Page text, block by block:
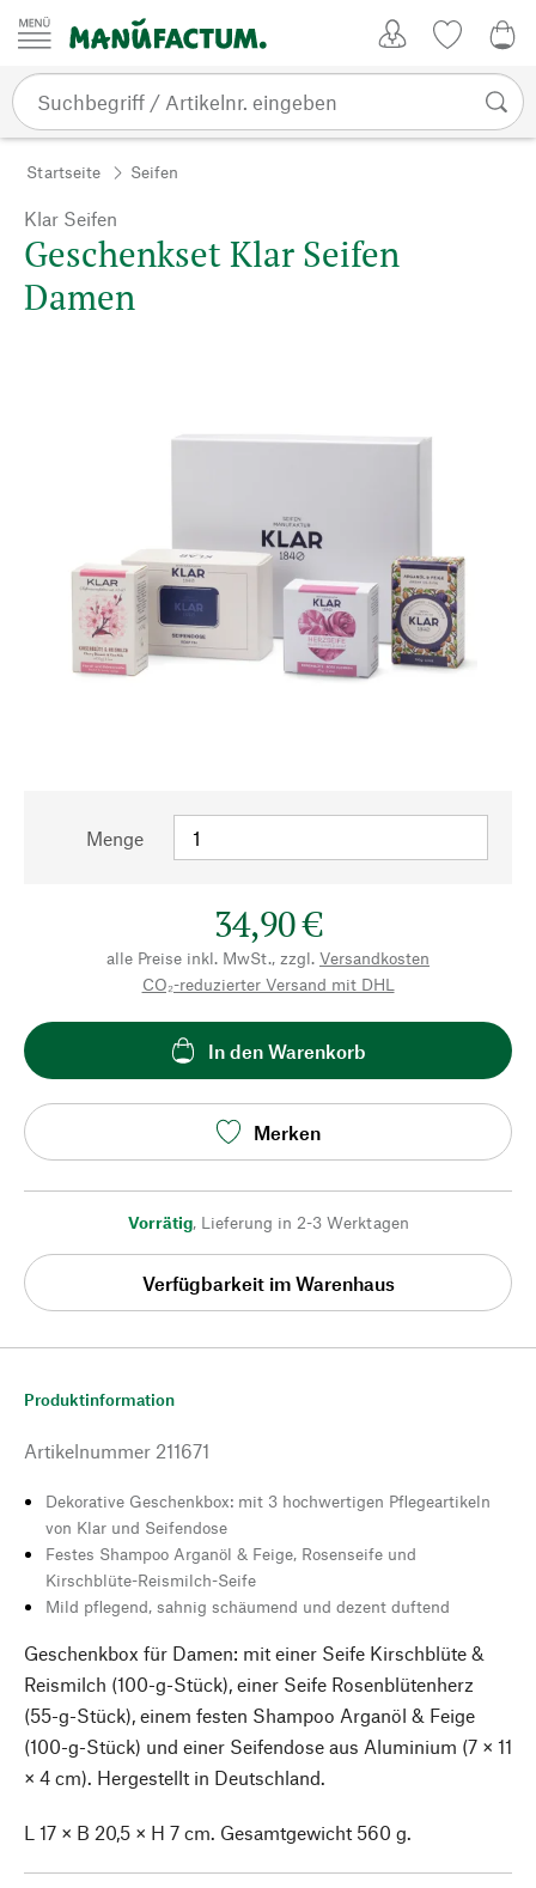
Zum Inhalt springen
Startseite Seifen
Klar Seifen
Geschenkset Klar Seifen
Damen
Menge
34,90 €
alle Preise inkl. MwSt., zzgl. Versandkosten
CO₂-reduzierter Versand mit DHL
In den Warenkorb
Merken
Vorrätig, Lieferung in 2-3 Werktagen
Verfügbarkeit im Warenhaus
Produktinformation
Artikelnummer 211671
Dekorative Geschenkbox: mit 3 hochwertigen Pflegeartikeln
von Klar und Seifendose
Festes Shampoo Arganöl & Feige, Rosenseife und
Kirschblüte-Reismilch-Seife
Mild pflegend, sahnig schäumend und dezent duftend
Geschenkbox für Damen: mit einer Seife Kirschblüte &
Reismilch (100-g-Stück), einer Seife Rosenblütenherz
(55-g-Stück), einem festen Shampoo Arganöl & Feige
(100-g-Stück) und einer Seifendose aus Aluminium (7 × 11
× 4 cm). Hergestellt in Deutschland.
L 17 × B 20,5 × H 7 cm. Gesamtgewicht 560 g.